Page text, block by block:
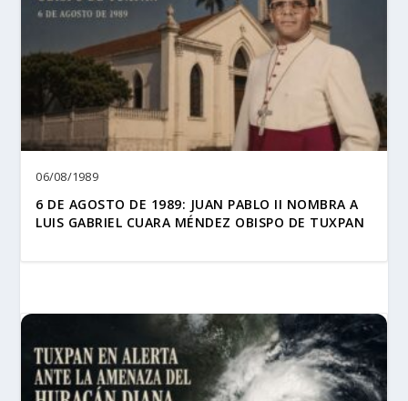
06/08/1989
6 DE AGOSTO DE 1989: JUAN PABLO II NOMBRA A
LUIS GABRIEL CUARA MÉNDEZ OBISPO DE TUXPAN